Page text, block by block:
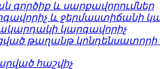
գործիք և սարքավորումներ
և ջերմաստիճանի
կարգավորիչ
թաղանթ կոնդենսատորի
հաշվիչ